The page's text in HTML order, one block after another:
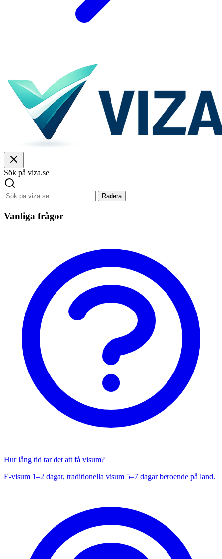
Sök på viza.se
Radera
Vanliga frågor
Hur lång tid tar det att få visum?
E-visum 1–2 dagar, traditionella visum 5–7 dagar beroende på land.